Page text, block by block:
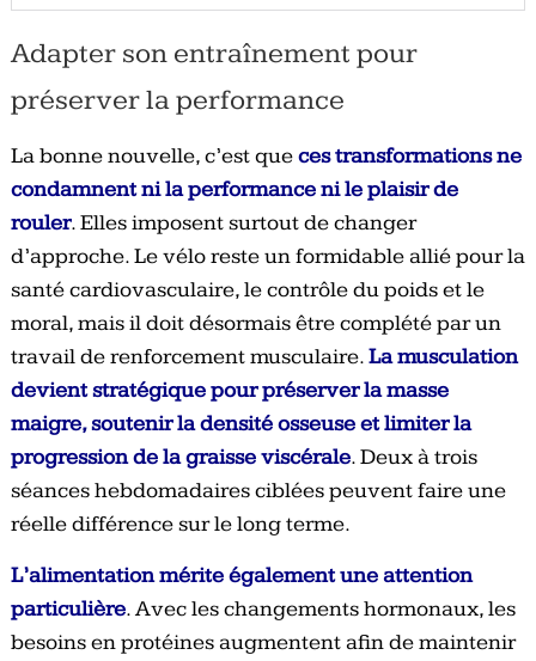
Adapter son entraînement pour
préserver la performance
La bonne nouvelle, c’est queces transformations ne
condamnent ni la performance ni le plaisir de
rouler. Elles imposent surtout de changer
d’approche. Le vélo reste un formidable allié pour la
santé cardiovasculaire, le contrôle du poids et le
moral, mais il doit désormais être complété par un
travail de renforcement musculaire.La musculation
devient stratégique pour préserver la masse
maigre, soutenir la densité osseuse et limiter la
progression de la graisse viscérale. Deux à trois
séances hebdomadaires ciblées peuvent faire une
réelle différence sur le long terme.
L’alimentation mérite également une attention
particulière. Avec les changements hormonaux, les
besoins en protéines augmentent afin de maintenir